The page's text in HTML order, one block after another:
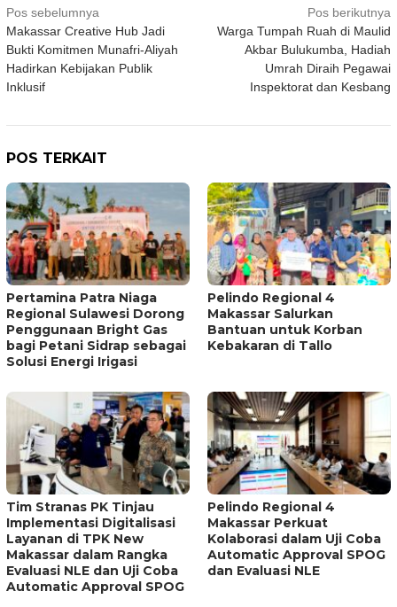
Navigasi
pos
Pos sebelumnya
Makassar Creative Hub Jadi
Bukti Komitmen Munafri-Aliyah
Hadirkan Kebijakan Publik
Inklusif
Pos berikutnya
Warga Tumpah Ruah di Maulid
Akbar Bulukumba, Hadiah
Umrah Diraih Pegawai
Inspektorat dan Kesbang
POS TERKAIT
Pertamina Patra Niaga
Regional Sulawesi Dorong
Penggunaan Bright Gas
bagi Petani Sidrap sebagai
Solusi Energi Irigasi
Pelindo Regional 4
Makassar Salurkan
Bantuan untuk Korban
Kebakaran di Tallo
Tim Stranas PK Tinjau
Implementasi Digitalisasi
Layanan di TPK New
Makassar dalam Rangka
Evaluasi NLE dan Uji Coba
Automatic Approval SPOG
Pelindo Regional 4
Makassar Perkuat
Kolaborasi dalam Uji Coba
Automatic Approval SPOG
dan Evaluasi NLE